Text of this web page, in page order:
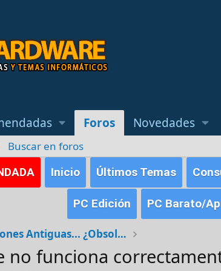
Foros Novedades
Buscar en foros
Inicio Últimos Temas
PC Edición PC Barato/
Publicaciones Antiguas... ¿Obsoletas?
no funciona